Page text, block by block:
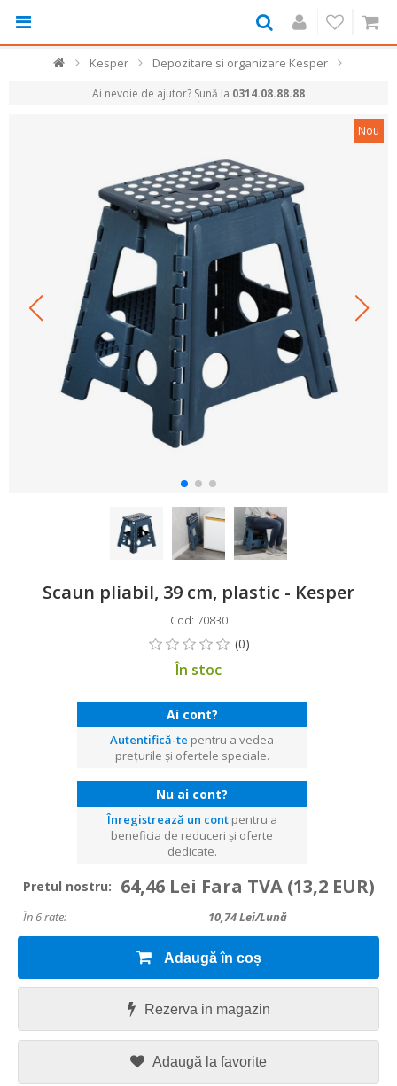
Kesper Depozitare si organizare Kesper
Ai nevoie de ajutor? Sună la 0314.08.88.88
Nou
Scaun pliabil, 39 cm, plastic - Kesper
Cod: 70830
În stoc
Ai cont?
Autentifică-te pentru a vedea
prețurile și ofertele speciale.
Nu ai cont?
Înregistrează un contpentru a
beneficia de reduceri și oferte
dedicate.
Pretul nostru: 64,46 Lei Fara TVA (13,2 EUR)
În 6 rate: 10,74Lei/lună
Adaugă în coș
Rezerva in magazin
Adaugă la favorite